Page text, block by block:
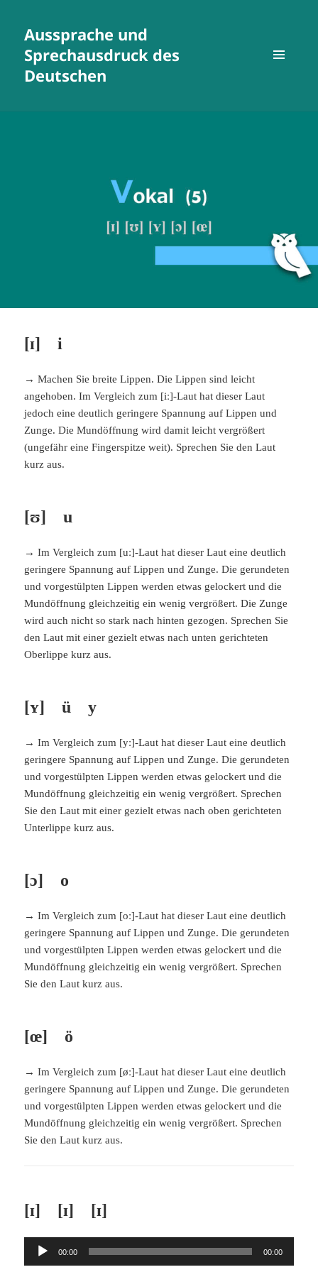
Aussprache und
Sprechausdruck des
Deutschen
[ɪ] i
→ Machen Sie breite Lippen. Die Lippen sind leicht
angehoben. Im Vergleich zum [iː]-Laut hat dieser Laut
jedoch eine deutlich geringere Spannung auf Lippen und
Zunge. Die Mundöffnung wird damit leicht vergrößert
(ungefähr eine Fingerspitze weit). Sprechen Sie den Laut
kurz aus.
[ʊ] u
→ Im Vergleich zum [uː]-Laut hat dieser Laut eine deutlich
geringere Spannung auf Lippen und Zunge. Die gerundeten
und vorgestülpten Lippen werden etwas gelockert und die
Mundöffnung gleichzeitig ein wenig vergrößert. Die Zunge
wird auch nicht so stark nach hinten gezogen. Sprechen Sie
den Laut mit einer gezielt etwas nach unten gerichteten
Oberlippe kurz aus.
[ʏ] ü y
→ Im Vergleich zum [yː]-Laut hat dieser Laut eine deutlich
geringere Spannung auf Lippen und Zunge. Die gerundeten
und vorgestülpten Lippen werden etwas gelockert und die
Mundöffnung gleichzeitig ein wenig vergrößert. Sprechen
Sie den Laut mit einer gezielt etwas nach oben gerichteten
Unterlippe kurz aus.
[ɔ] o
→ Im Vergleich zum [oː]-Laut hat dieser Laut eine deutlich
geringere Spannung auf Lippen und Zunge. Die gerundeten
und vorgestülpten Lippen werden etwas gelockert und die
Mundöffnung gleichzeitig ein wenig vergrößert. Sprechen
Sie den Laut kurz aus.
[œ] ö
→ Im Vergleich zum [øː]-Laut hat dieser Laut eine deutlich
geringere Spannung auf Lippen und Zunge. Die gerundeten
und vorgestülpten Lippen werden etwas gelockert und die
Mundöffnung gleichzeitig ein wenig vergrößert. Sprechen
Sie den Laut kurz aus.
[ɪ] [ɪ] [ɪ]
Audio-
00:00 00:00